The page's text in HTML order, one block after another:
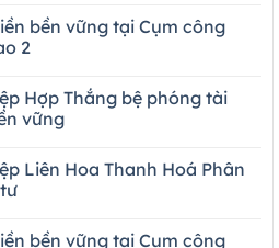
bền vững tại Cụm công
2
Hợp Thắng bệ phóng tài
vững
Liên Hoa Thanh Hoá Phân
bền vững tại Cụm công